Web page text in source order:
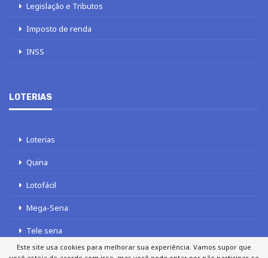
Legislação e Tributos
Imposto de renda
INSS
LOTERIAS
Loterias
Quina
Lotofácil
Mega-Sena
Tele sena
Este site usa cookies para melhorar sua experiência. Vamos supor que